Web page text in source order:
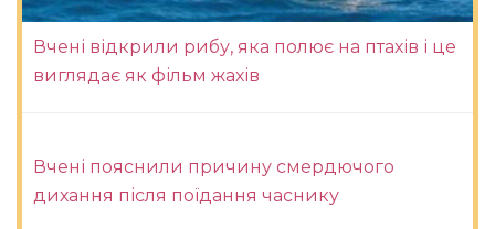
Вчені відкрили рибу, яка полює на птахів і це
виглядає як фільм жахів
Вчені пояснили причину смердючого
дихання після поїдання часнику